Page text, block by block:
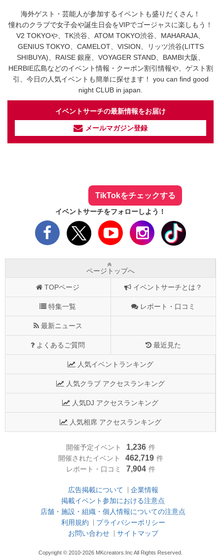
海外ゲスト・芸能人が参加するイベントも盛りだくさん！
憧れのクラブで女子会や誕生日会をVIPでゴージャスに楽しもう！
V2 TOKYOや、TK渋谷、ATOM TOKYO渋谷、MAHARAJA、
GENIUS TOKYO、CAMELOT、VISION、リッツ渋谷(LITTS
SHIBUYA)、RAISE 銀座、VOYAGER STAND、BAMBI大阪、
HERBIE広島などのイベント情報・クーポン割引情報や、ゲスト割
引、今日の人気イベントも簡単に探せます！ you can find good
night CLUB in japan.
イベントサーチの最新情報をお届け
メールマガジン登録
TikTokをチェックする
イベントサーチをフォローしよう！
ページトップへ
TOPページ イベントサーチとは？
特集一覧 レポート・口コミ
最新ニュース
よくあるご質問 最近見た
人気イベントランキング
人気クラブ アクセスランキング
人気DJ アクセスランキング
人気相席 アクセスランキング
開催予定イベント 1,236 件
開催されたイベント
462,719 件
レポート・口コミ
7,904 件
広告掲載について
企業情報
掲載イベント参加における注意点
店舗・施設・組織・個人情報についての注意点
利用規約
プライバシーポリシー
お問い合わせ
サイトマップ
Copyright © 2010-2026 MKcreators.Inc All Rights Reserved.